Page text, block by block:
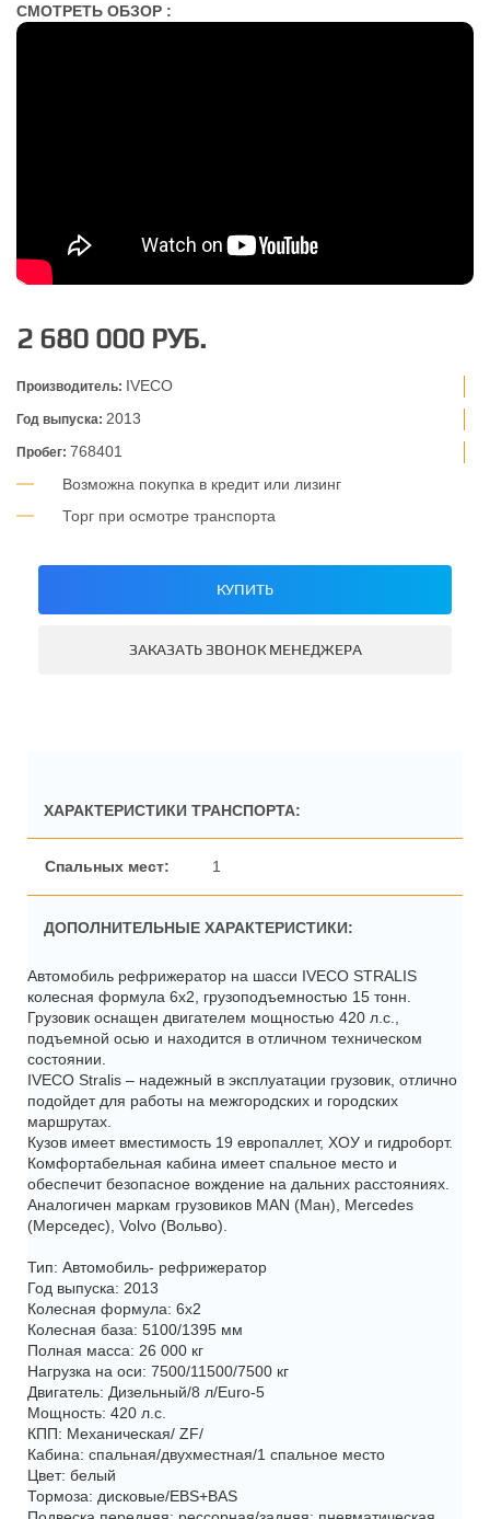
СМОТРЕТЬ ОБЗОР :
2 680 000 РУБ.
Производитель: IVECO
Год выпуска: 2013
Пробег: 768401
Возможна покупка в кредит или лизинг
Торг при осмотре транспорта
КУПИТЬ
ЗАКАЗАТЬ ЗВОНОК МЕНЕДЖЕРА
ХАРАКТЕРИСТИКИ ТРАНСПОРТА:
1
ДОПОЛНИТЕЛЬНЫЕ ХАРАКТЕРИСТИКИ:
Автомобиль рефрижератор на шасси IVECO STRALIS
колесная формула 6х2, грузоподъемностью 15 тонн.
Грузовик оснащен двигателем мощностью 420 л.с.,
подъемной осью и находится в отличном техническом
состоянии.
IVECO Stralis – надежный в эксплуатации грузовик, отлично
подойдет для работы на межгородских и городских
маршрутах.
Кузов имеет вместимость 19 европаллет, ХОУ и гидроборт.
Комфортабельная кабина имеет спальное место и
обеспечит безопасное вождение на дальних расстояниях.
Аналогичен маркам грузовиков MAN (Ман), Mercedes
(Мерседес), Volvo (Вольво).
Тип: Автомобиль- рефрижератор
Год выпуска: 2013
Колесная формула: 6x2
Колесная база: 5100/1395 мм
Полная масса: 26 000 кг
Нагрузка на оси: 7500/11500/7500 кг
Двигатель: Дизельный/8 л/Euro-5
Мощность: 420 л.с.
КПП: Механическая/ ZF/
Кабина: спальная/двухместная/1 спальное место
Цвет: белый
Тормоза: дисковые/EBS+BAS